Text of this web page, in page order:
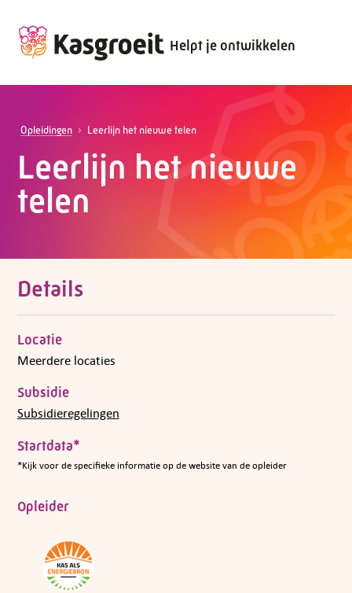
Helpt je ontwikkelen
Opleidingen Leerlijn het nieuwe telen
Leerlijn het nieuwe
telen
Details
Locatie
Meerdere locaties
Subsidie
Subsidieregelingen
Startdata*
*Kijk voor de specifieke informatie op de website van de opleider
Opleider